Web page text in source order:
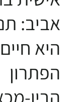
אביב:
היא
הפתרון
הביו-